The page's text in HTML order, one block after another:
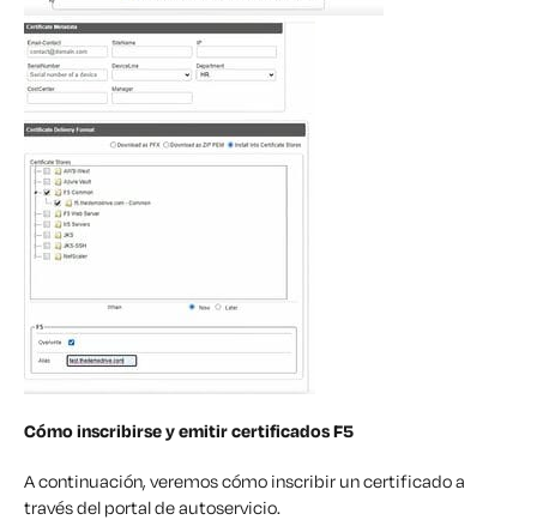
Cómo inscribirse y emitir certificados F5
A continuación, veremos cómo inscribir un certificado a
través del portal de autoservicio.